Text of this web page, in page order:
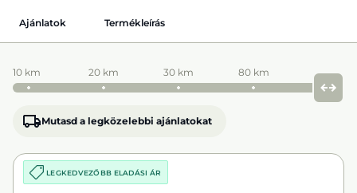
Ajánlatok Termékleírás
10 km 20 km 30 km 80 km
Mutasd a legközelebbi ajánlatokat
LEGKEDVEZŐBB ELADÁSI ÁR